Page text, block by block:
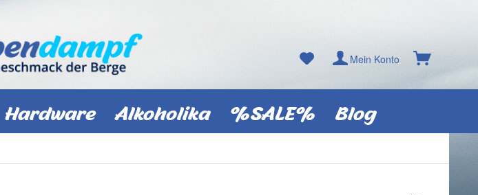
Mein Konto
Hardware Alkoholika %SALE% Blog